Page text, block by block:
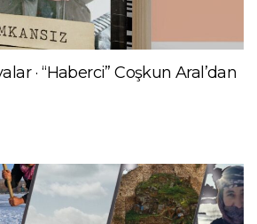
· “Haberci” Coşkun Aral’dan